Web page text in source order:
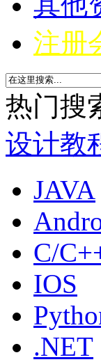
注册
热门搜
设计教
JAVA
C/
IOS
.NET